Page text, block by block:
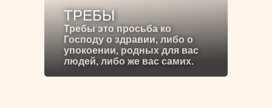
ТРЕБЫ
Требы это просьба ко
Господу о здравии, либо о
упокоении, родных для вас
людей, либо же вас самих.